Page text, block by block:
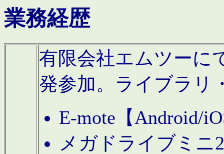
業務経歴
有限会社エムツーに
発参加。ライブラリ
E-mote【Android/
メガドライブミニ